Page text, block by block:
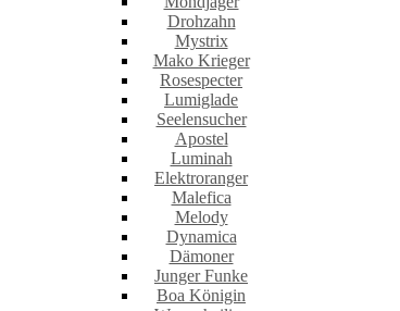
Drohzahn
Mystrix
Mako Krieger
Rosespecter
Lumiglade
Seelensucher
Apostel
Luminah
Elektroranger
Malefica
Melody
Dynamica
Dämoner
Junger Funke
Boa Königin